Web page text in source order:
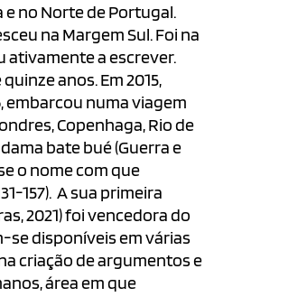
e no Norte de Portugal.
na Margem Sul. Foi na
ativamente a escrever.
anos. Em 2015,
embarcou numa viagem
Copenhaga, Rio de
bate bué (Guerra e
o nome com que
157). A sua primeira
2021) foi vencedora do
se disponíveis em várias
criação de argumentos e
área em que